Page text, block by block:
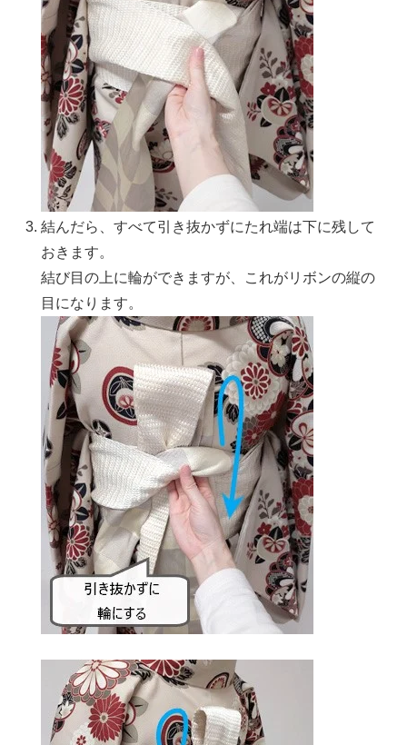
結んだら、すべて引き抜かずにたれ端は下に残して
おきます。
結び目の上に輪ができますが、これがリボンの縦の
目になります。